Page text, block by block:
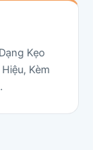
Kẹo
Kèm